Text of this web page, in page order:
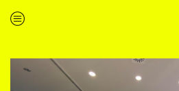
“Inkluzivni Film svima tjedan na Animafestu